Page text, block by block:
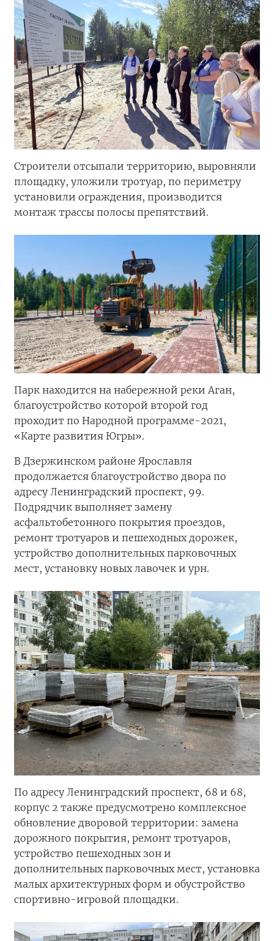
Строители отсыпали территорию, выровняли
площадку, уложили тротуар, по периметру
установили ограждения, производится
монтаж трассы полосы препятствий.
Парк находится на набережной реки Аган,
благоустройство которой второй год
проходит по Народной программе-2021,
«Карте развития Югры».
В Дзержинском районе Ярославля
продолжается благоустройство двора по
адресу Ленинградский проспект, 99.
Подрядчик выполняет замену
асфальтобетонного покрытия проездов,
ремонт тротуаров и пешеходных дорожек,
устройство дополнительных парковочных
мест, установку новых лавочек и урн.
По адресу Ленинградский проспект, 68 и 68,
корпус 2 также предусмотрено комплексное
обновление дворовой территории: замена
дорожного покрытия, ремонт тротуаров,
устройство пешеходных зон и
дополнительных парковочных мест, установка
малых архитектурных форм и обустройство
спортивно-игровой площадки.